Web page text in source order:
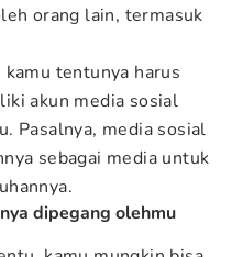
orang lain, termasuk
tentunya harus
akun media sosial
Pasalnya, media sosial
sebagai media untuk
dipegang olehmu